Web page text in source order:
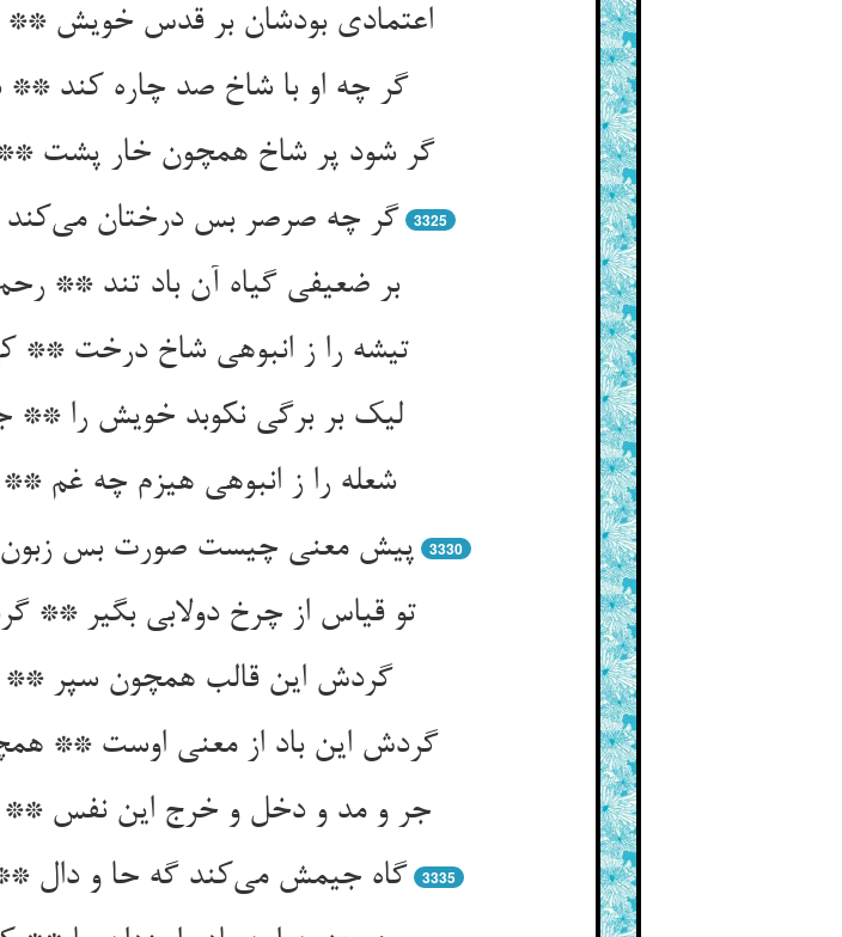
اعتمادی بودشان بر قدس خویش ** چیست بر شیر اعتماد گاومیش‌‌
گر چه او با شاخ صد چاره کند
گر شود پر شاخ همچون خار پشت ** شیر خواهد گاو را ناچار کشت‌‌
گر چه صرصر بس درختان می‌‌کند
3325
بر ضعیفی گیاه آن باد تند **
لیک بر برگی نکوبد خویش را **
پیش معنی چیست صورت بس زبون ** چرخ را معنیش می‌‌دارد نگون‌‌
3330
تو قیاس از چرخ دولابی بگیر **
گردش این قالب همچون سپر **
گاه جیمش می‌‌کند گه حا و دال ** گاه صلحش می‌‌کند گاهی جدال‌‌
3335